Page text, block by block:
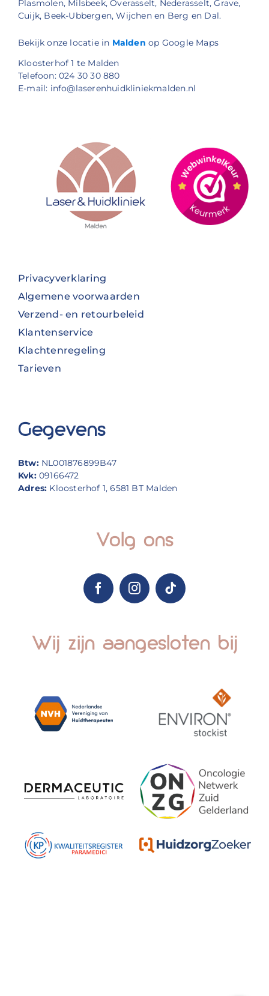
Plasmolen, Milsbeek, Overasselt, Nederasselt, Grave,
Cuijk, Beek-Ubbergen, Wijchen en Berg en Dal.
Bekijk onze locatie in Malden op Google Maps
Kloosterhof 1 te Malden
Telefoon: 024 30 30 880
E-mail: info@laserenhuidkliniekmalden.nl
Privacyverklaring
Algemene voorwaarden
Verzend- en retourbeleid
Klantenservice
Klachtenregeling
Tarieven
Gegevens
Btw: NL001876899B47
Kvk:09166472
Adres: Kloosterhof 1, 6581 BT Malden
Volg ons
Wij zijn aangesloten bij